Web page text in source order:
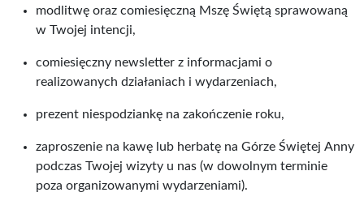
modlitwę oraz comiesięczną Mszę Świętą sprawowaną
w Twojej intencji,
comiesięczny newsletter z informacjami o
realizowanych działaniach i wydarzeniach,
prezent niespodziankę na zakończenie roku,
zaproszenie na kawę lub herbatę na Górze Świętej Anny
podczas Twojej wizyty u nas (w dowolnym terminie
poza organizowanymi wydarzeniami).